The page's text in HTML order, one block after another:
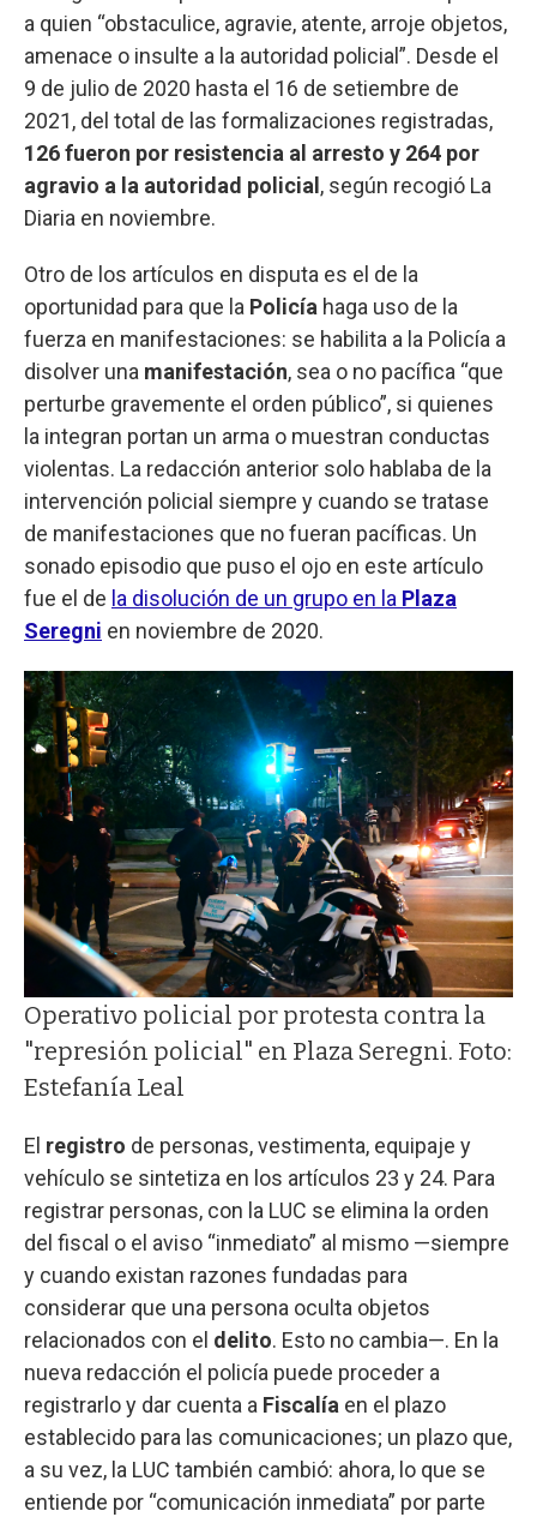
a quien “obstaculice, agravie, atente, arroje objetos,
amenace o insulte a la autoridad policial”. Desde el
9 de julio de 2020 hasta el 16 de setiembre de
2021, del total de las formalizaciones registradas,
126 fueron por resistencia al arresto y 264 por
agravio a la autoridad policial , según recogió La
Diaria en noviembre.
Otro de los artículos en disputa es el de la
oportunidad para que la Policía haga uso de la
fuerza en manifestaciones: se habilita a la Policía a
disolver una manifestación, sea o no pacífica “que
perturbe gravemente el orden público”, si quienes
la integran portan un arma o muestran conductas
violentas. La redacción anterior solo hablaba de la
intervención policial siempre y cuando se tratase
de manifestaciones que no fueran pacíficas. Un
sonado episodio que puso el ojo en este artículo
fue el de la disolución de un grupo en la Plaza
Seregni en noviembre de 2020.
Operativo policial por protesta contra la
"represión policial" en Plaza Seregni. Foto:
Estefanía Leal
El registro de personas, vestimenta, equipaje y
vehículo se sintetiza en los artículos 23 y 24. Para
registrar personas, con la LUC se elimina la orden
del fiscal o el aviso “inmediato” al mismo —siempre
y cuando existan razones fundadas para
considerar que una persona oculta objetos
relacionados con el delito. Esto no cambia—. En la
nueva redacción el policía puede proceder a
registrarlo y dar cuenta a Fiscalía en el plazo
establecido para las comunicaciones; un plazo que,
a su vez, la LUC también cambió: ahora, lo que se
entiende por “comunicación inmediata” por parte